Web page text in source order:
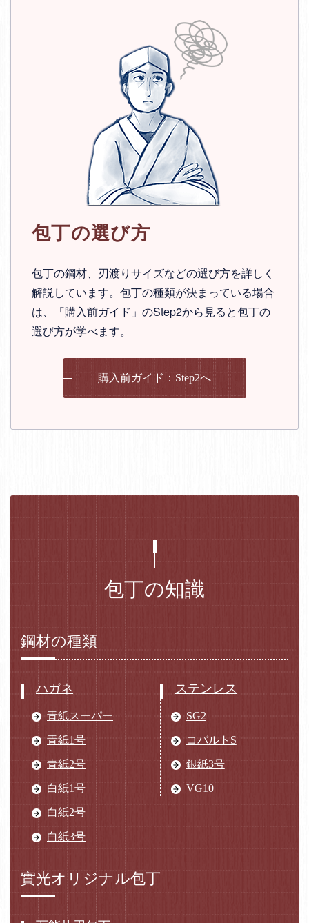
包丁の選び方
包丁の鋼材、刃渡りサイズなどの選び方を詳しく
解説しています。包丁の種類が決まっている場合
は、「購入前ガイド」のStep2から見ると包丁の
選び方が学べます。
購入前ガイド：Step2へ
包丁の知識
鋼材の種類
ハガネ
青紙スーパー
青紙1号
青紙2号
白紙1号
白紙2号
白紙3号
ステンレス
SG2
コバルトS
銀紙3号
VG10
實光オリジナル包丁